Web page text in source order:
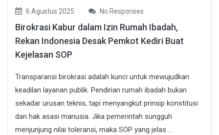
6 Agustus 2025 No Responses
Birokrasi Kabur dalam Izin Rumah Ibadah,
Rekan Indonesia Desak Pemkot Kediri Buat
Kejelasan SOP
Transparansi birokrasi adalah kunci untuk mewujudkan
keadilan layanan publik. Pendirian rumah ibadah bukan
sekadar urusan teknis, tapi menyangkut prinsip konstitusi
dan hak asasi manusia. Jika pemerintah sungguh
menjunjung nilai toleransi, maka SOP yang jelas ...